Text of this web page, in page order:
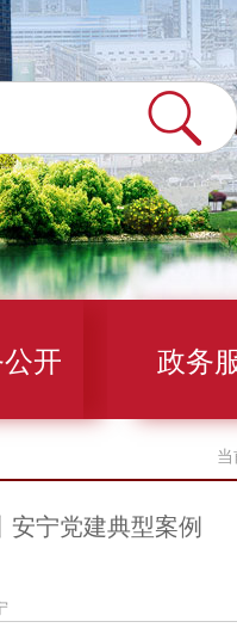
开 政务
当
安宁党建典型案例